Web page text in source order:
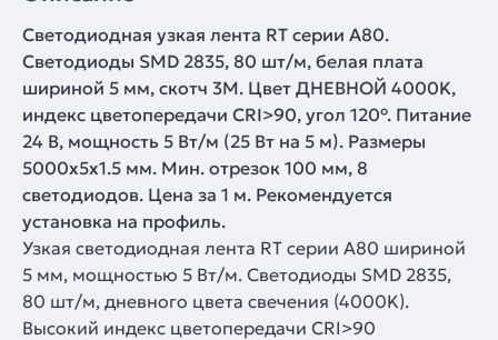
Светодиодная узкая лента RT серии A80.
Светодиоды SMD 2835, 80 шт/м, белая плата
шириной 5 мм, скотч 3M. Цвет ДНЕВНОЙ 4000K,
индекс цветопередачи CRI>90, угол 120°. Питание
24 В, мощность 5 Вт/м (25 Вт на 5 м). Размеры
5000х5х1.5 мм. Мин. отрезок 100 мм, 8
светодиодов. Цена за 1 м. Рекомендуется
установка на профиль.
Узкая светодиодная лента RT серии A80 шириной
5 мм, мощностью 5 Вт/м. Светодиоды SMD 2835,
80 шт/м, дневного цвета свечения (4000K).
Высокий индекс цветопередачи CRI>90